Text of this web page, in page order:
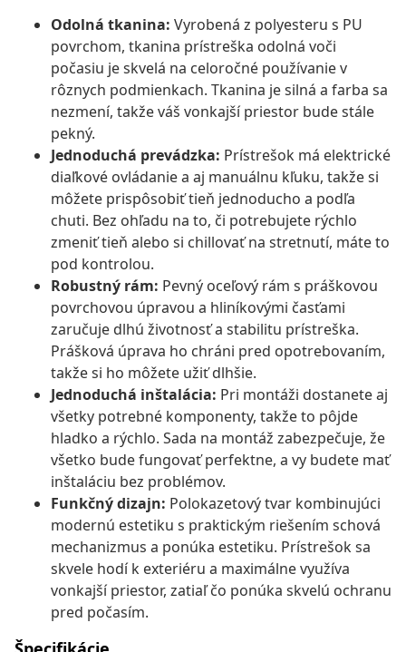
Odolná tkanina: Vyrobená z polyesteru s PU
povrchom, tkanina prístreška odolná voči
počasiu je skvelá na celoročné používanie v
rôznych podmienkach. Tkanina je silná a farba sa
nezmení, takže váš vonkajší priestor bude stále
pekný.
Jednoduchá prevádzka: Prístrešok má elektrické
diaľkové ovládanie a aj manuálnu kľuku, takže si
môžete prispôsobiť tieň jednoducho a podľa
chuti. Bez ohľadu na to, či potrebujete rýchlo
zmeniť tieň alebo si chillovať na stretnutí, máte to
pod kontrolou.
Robustný rám: Pevný oceľový rám s práškovou
povrchovou úpravou a hliníkovými časťami
zaručuje dlhú životnosť a stabilitu prístreška.
Prášková úprava ho chráni pred opotrebovaním,
takže si ho môžete užiť dlhšie.
Jednoduchá inštalácia: Pri montáži dostanete aj
všetky potrebné komponenty, takže to pôjde
hladko a rýchlo. Sada na montáž zabezpečuje, že
všetko bude fungovať perfektne, a vy budete mať
inštaláciu bez problémov.
Funkčný dizajn: Polokazetový tvar kombinujúci
modernú estetiku s praktickým riešením schová
mechanizmus a ponúka estetiku. Prístrešok sa
skvele hodí k exteriéru a maximálne využíva
vonkajší priestor, zatiaľ čo ponúka skvelú ochranu
pred počasím.